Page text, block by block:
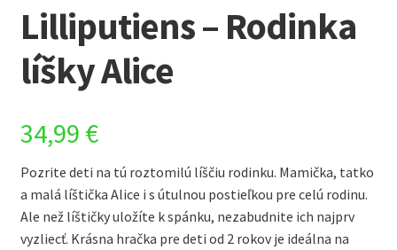
Lilliputiens – Rodinka
líšky Alice
34,99 €
Pozrite deti na tú roztomilú líščiu rodinku. Mamička, tatko
a malá líštička Alice i s útulnou postieľkou pre celú rodinu.
Ale než líštičky uložíte k spánku, nezabudnite ich najprv
vyzliecť. Krásna hračka pre deti od 2 rokov je ideálna na